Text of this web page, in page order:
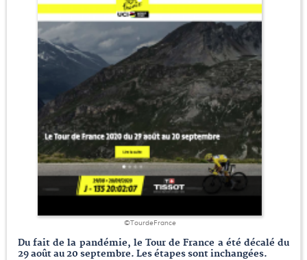
©TourdeFrance
Du fait de la pandémie, le Tour de France a été décalé du
29 août au 20 septembre. Les étapes sont inchangées.